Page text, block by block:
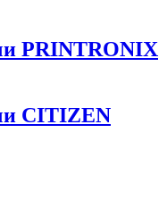
PRINTRONIX
CITIZEN